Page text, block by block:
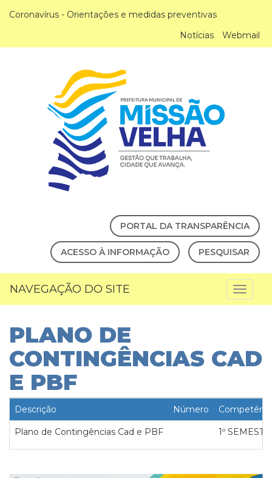
Coronavírus - Orientações e medidas preventivas
Notícias
Webmail
PORTAL DA TRANSPARÊNCIA
ACESSO À INFORMAÇÃO PESQUISAR
NAVEGAÇÃO DO SITE
PLANO DE
CONTINGÊNCIAS CAD
E PBF
Descrição Número
Plano de Contingências Cad e PBF 1º